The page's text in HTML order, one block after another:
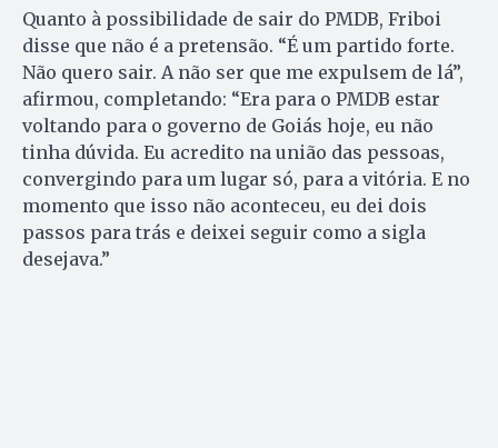
Quanto à possibilidade de sair do PMDB, Friboi
disse que não é a pretensão. “É um partido forte.
Não quero sair. A não ser que me expulsem de lá”,
afirmou, completando: “Era para o PMDB estar
voltando para o governo de Goiás hoje, eu não
tinha dúvida. Eu acredito na união das pessoas,
convergindo para um lugar só, para a vitória. E no
momento que isso não aconteceu, eu dei dois
passos para trás e deixei seguir como a sigla
desejava.”